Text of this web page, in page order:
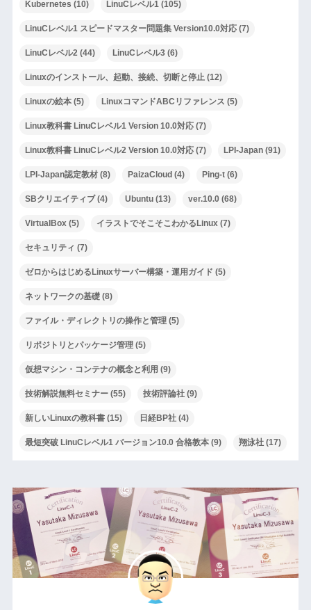
Kubernetes (10) LinuCレベル1 (105)
LinuCレベル1 スピードマスター問題集 Version10.0対応(7)
LinuCレベル2 (44) LinuCレベル3(6)
Linuxのインストール、起動、接続、切断と停止 (12)
Linuxの絵本(5) LinuxコマンドABCリファレンス (5)
Linux教科書 LinuCレベル1 Version 10.0対応(7)
Linux教科書 LinuCレベル2 Version 10.0対応(7) LPI-Japan(91)
LPI-Japan認定教材(8) PaizaCloud(4) Ping-t(6)
SBクリエイティブ(4) Ubuntu(13) ver.10.0(68)
VirtualBox (5) イラストでそこそこわかるLinux (7)
セキュリティ (7)
ゼロからはじめるLinuxサーバー構築・運用ガイド (5)
ネットワークの基礎(8)
ファイル・ディレクトリの操作と管理(5)
リポジトリとパッケージ管理(5)
仮想マシン・コンテナの概念と利用 (9)
技術解説無料セミナー(55) 技術評論社(9)
新しいLinuxの教科書(15) 日経BP社(4)
最短突破 LinuCレベル1 バージョン10.0 合格教本(9) 翔泳社(17)